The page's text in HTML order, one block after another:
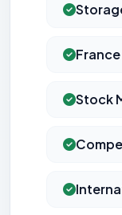
Stock